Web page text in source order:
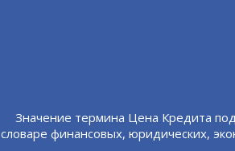
Значение термина Цена Кредита
словаре финансовых, юридических,